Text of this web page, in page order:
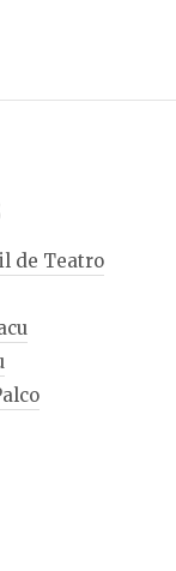
de Teatro